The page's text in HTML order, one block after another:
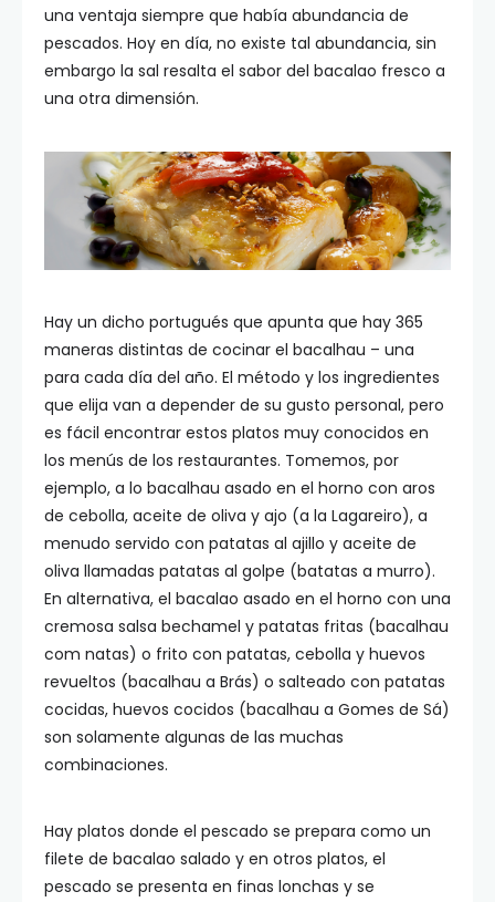
una ventaja siempre que había abundancia de
pescados. Hoy en día, no existe tal abundancia, sin
embargo la sal resalta el sabor del bacalao fresco a
una otra dimensión.
Hay un dicho portugués que apunta que hay 365
maneras distintas de cocinar el bacalhau – una
para cada día del año. El método y los ingredientes
que elija van a depender de su gusto personal, pero
es fácil encontrar estos platos muy conocidos en
los menús de los restaurantes. Tomemos, por
ejemplo, a lo bacalhau asado en el horno con aros
de cebolla, aceite de oliva y ajo (a la Lagareiro), a
menudo servido con patatas al ajillo y aceite de
oliva llamadas patatas al golpe (batatas a murro).
En alternativa, el bacalao asado en el horno con una
cremosa salsa bechamel y patatas fritas (bacalhau
com natas) o frito con patatas, cebolla y huevos
revueltos (bacalhau a Brás) o salteado con patatas
cocidas, huevos cocidos (bacalhau a Gomes de Sá)
son solamente algunas de las muchas
combinaciones.
Hay platos donde el pescado se prepara como un
filete de bacalao salado y en otros platos, el
pescado se presenta en finas lonchas y se